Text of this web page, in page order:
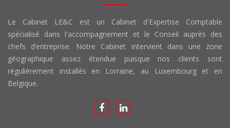
Le Cabinet LE&C est un Cabinet d'Expertise Comptable
spécialisé dans l'accompagnement et le Conseil auprès des
chefs d’entreprise. Notre Cabinet intervient dans une zone
géographique assez étendue puisque nos clients sont
régulièrement installés en Lorraine, au Luxembourg et en
Belgique.